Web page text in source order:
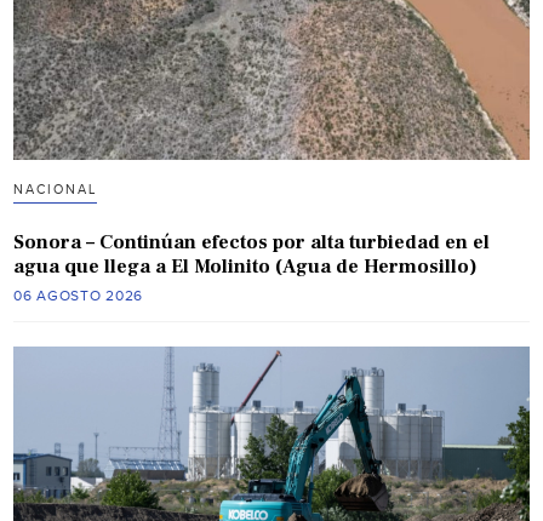
NACIONAL
Sonora – Continúan efectos por alta turbiedad en el
agua que llega a El Molinito (Agua de Hermosillo)
06 AGOSTO 2026